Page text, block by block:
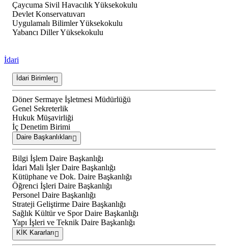
Çaycuma Sivil Havacılık Yüksekokulu
Devlet Konservatuvarı
Uygulamalı Bilimler Yüksekokulu
Yabancı Diller Yüksekokulu
İdari
İdari Birimler
Döner Sermaye İşletmesi Müdürlüğü
Genel Sekreterlik
Hukuk Müşavirliği
İç Denetim Birimi
Daire Başkanlıkları
Bilgi İşlem Daire Başkanlığı
İdari Mali İşler Daire Başkanlığı
Kütüphane ve Dok. Daire Başkanlığı
Öğrenci İşleri Daire Başkanlığı
Personel Daire Başkanlığı
Strateji Geliştirme Daire Başkanlığı
Sağlık Kültür ve Spor Daire Başkanlığı
Yapı İşleri ve Teknik Daire Başkanlığı
KİK Kararları